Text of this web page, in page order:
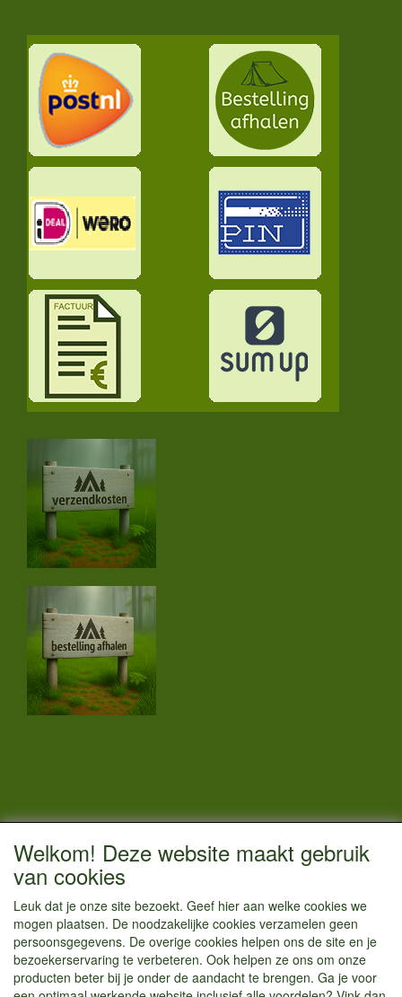
CONTACTGEGEVENS
Vestigingsadres:
Hoofdweg 36
1433 JW Kudelstaart
info@kamperenenzo.nl
Tel : 06 125 82 112
Welkom! Deze website maakt gebruik
van cookies
Leuk dat je onze site bezoekt. Geef hier aan welke cookies we
mogen plaatsen. De noodzakelijke cookies verzamelen geen
persoonsgegevens. De overige cookies helpen ons de site en je
bezoekerservaring te verbeteren. Ook helpen ze ons om onze
producten beter bij je onder de aandacht te brengen. Ga je voor